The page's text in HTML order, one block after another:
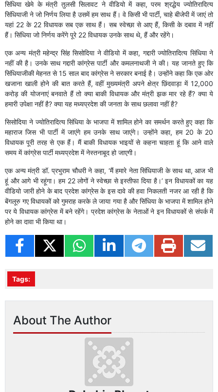
सिंधिया खेमे के मंत्री तुलसी सिलावट ने वीडियो में कहा, परम श्रद्धेय ज्योतिरादित्य
सिंधियाजी ने जो निर्णय लिया है उसमें हम साथ हैं। वे किसी भी पार्टी, चाहे बीजेपी में जाएं तो
यहां 22 के 22 विधायक सब एक साथ हैं। सब स्वेच्छा से आए हैं, किसी के दबाव में नहीं
हैं। सिंधिया जो निर्णय करेंगे पूरे 22 विधायक उनके साथ थे, हैं और रहेंगे।
एक अन्य मंत्री महेन्द्र सिंह सिसोदिया ने वीडियो में कहा, गद्दारी ज्योतिरादित्य सिंधिया ने
नहीं की है। उनके साथ गद्दारी कांग्रेस पार्टी और कमलनाथजी ने की। यह जानते हुए कि
सिंधियाजीकी मेहनत से 15 साल बाद कांग्रेस ने सरकार बनाई है। उन्होंने कहा कि एक ओर
खजाना खाली होने की बात करते हैं, वहीं मुख्यमंत्री अपने क्षेत्र छिंदवाड़ा में 12,000
करोड़ की योजनाएं बनवाते हैं तो क्या बाकी विधायक और मंत्री झक मार रहे हैं? क्या ये
हमारी उपेक्षा नहीं है? क्या यह मध्यप्रदेश की जनता के साथ छलावा नहीं है?
सिसोदिया ने ज्योतिरादित्य सिंधिया के भाजपा में शामिल होने का समर्थन करते हुए कहा कि
महाराज जिस भी पार्टी में जाएंगे हम उनके साथ जाएंगे। उन्होंने कहा, हम 20 के 20
विधायक पूरी तरह से एक हैं। मैं बाकी विधायक भाइयों से कहना चाहता हूं कि आने वाले
समय में कांग्रेस पार्टी मध्यप्रदेश में नेस्तनाबूद हो जाएगी।
एक अन्य मंत्री डॉ. प्रभुराम चौधरी ने कहा, ‘मैं हमारे नेता सिंधियाजी के साथ था, आज भी
हूं और आगे भी रहूंगा। हम 22 लोगों ने स्वेच्छा से इस्तीफा दिया है।’ इन विधायकों का यह
वीडियो जारी होने के बाद प्रदेश कांग्रेस के इस दावे की हवा निकलती नजर आ रही है कि
बेंगलूरु गए विधायकों को गुमराह करके ले जाया गया है और सिंधिया के भाजपा में शामिल होने
पर ये विधायक कांग्रेस में बने रहेंगे। प्रदेश कांग्रेस के नेताओं ने इन विधायकों से संपर्क में
होने का दावा भी किया था।
Tags:
About The Author